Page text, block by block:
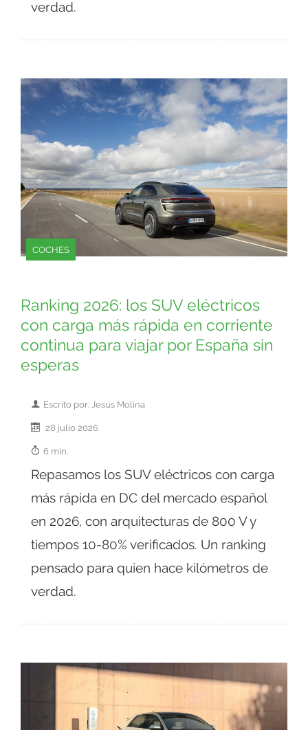
verdad.
COCHES
Ranking 2026: los SUV eléctricos
con carga más rápida en corriente
continua para viajar por España sin
esperas
Escrito por: Jesús Molina
28 julio 2026
6 min.
Repasamos los SUV eléctricos con carga
más rápida en DC del mercado español
en 2026, con arquitecturas de 800 V y
tiempos 10-80% verificados. Un ranking
pensado para quien hace kilómetros de
verdad.